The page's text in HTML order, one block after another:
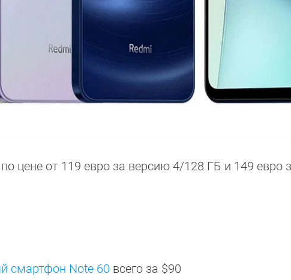
цене от 119 евро за версию 4/128 ГБ и 149 евро
смартфон Note 60 всего за $90